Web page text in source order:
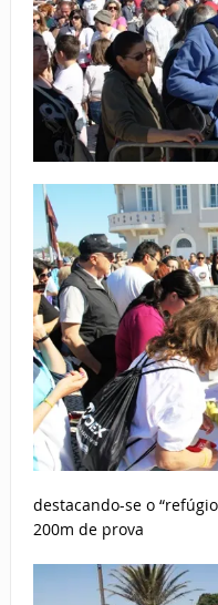
destacando-se o
200m de prova